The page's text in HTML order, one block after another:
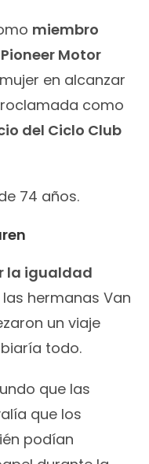
miembro
Motor
en alcanzar
como
del Ciclo Club
74 años.
la igualdad
las hermanas Van
un viaje
todo.
que las
que los
podían